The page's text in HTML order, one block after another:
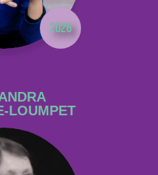
2026
LOUMPET